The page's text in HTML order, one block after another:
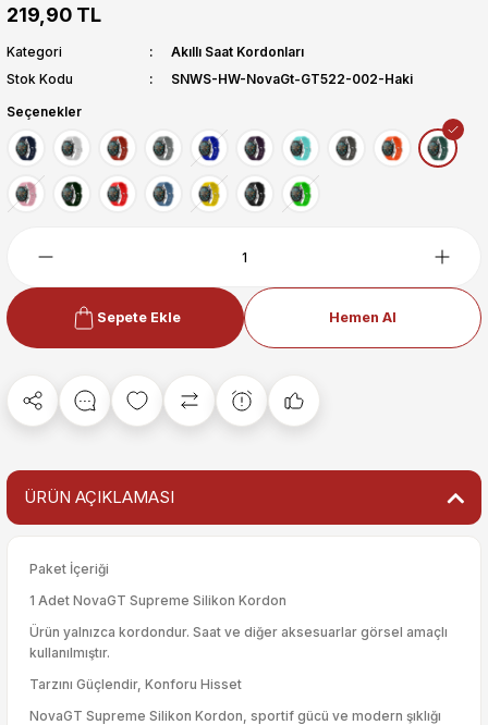
219,90 TL
Kategori
Akıllı Saat Kordonları
Stok Kodu
SNWS-HW-NovaGt-GT522-002-Haki
Seçenekler
Sepete Ekle Hemen Al
ÜRÜN AÇIKLAMASI
Paket İçeriği
1 Adet NovaGT Supreme Silikon Kordon
Ürün yalnızca kordondur. Saat ve diğer aksesuarlar görsel amaçlı
kullanılmıştır.
Tarzını Güçlendir, Konforu Hisset
NovaGT Supreme Silikon Kordon, sportif gücü ve modern şıklığı